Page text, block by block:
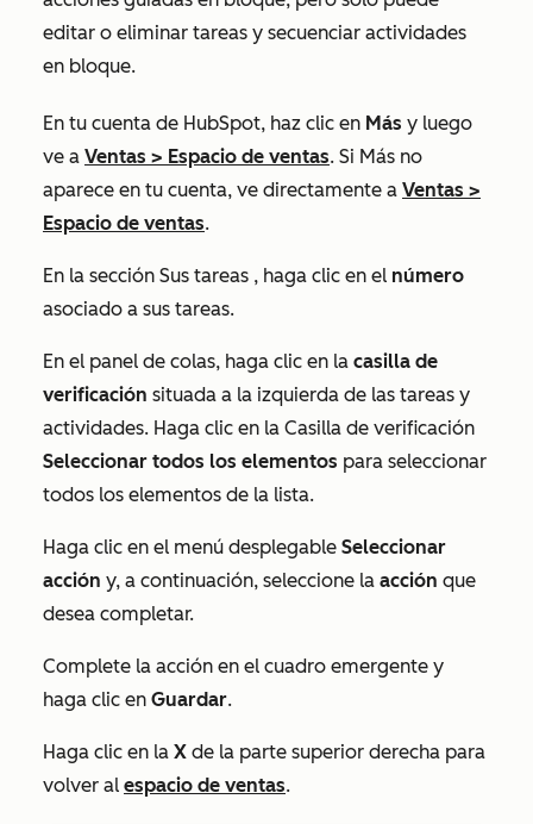
editar o eliminar tareas y secuenciar actividades
en bloque.
En tu cuenta de HubSpot, haz clic en Más y luego
ve a Ventas > Espacio de ventas. Si Más no
aparece en tu cuenta, ve directamente a Ventas >
Espacio de ventas.
En la sección Sus tareas , haga clic en el número
asociado a sus tareas.
En el panel de colas, haga clic en la casilla de
verificación situada a la izquierda de las tareas y
actividades. Haga clic en la Casilla de verificación
Seleccionar todos los elementos para seleccionar
todos los elementos de la lista.
Haga clic en el menú desplegable Seleccionar
acción y, a continuación, seleccione la acción que
desea completar.
Complete la acción en el cuadro emergente y
haga clic en Guardar.
Haga clic en la X de la parte superior derecha para
volver al espacio de ventas.